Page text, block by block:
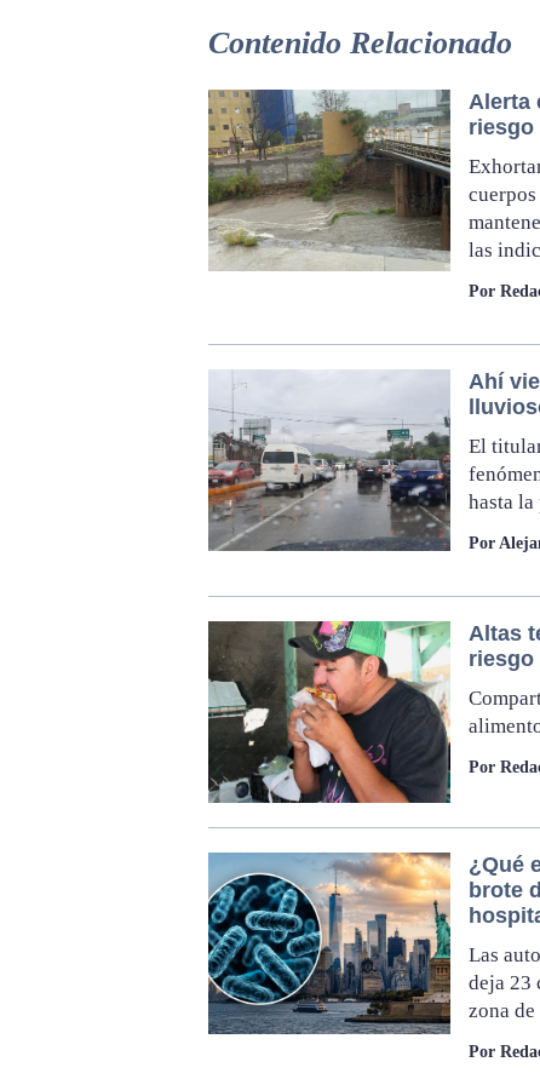
Contenido Relacionado
Alerta
riesgo
las
Por
Ahí
El
hasta
Por
Altas
riesgo
Por
¿Qué
brote
Las
deja 23
zona
Por